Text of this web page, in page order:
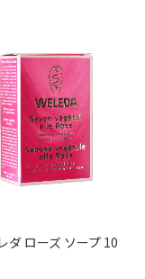
ダ ローズ ソープ 10